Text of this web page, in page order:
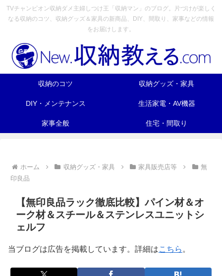
TVチャンピオン収納ダメ主婦しつけ王「収納マン」のブログ。片づけが楽しく
なる収納のコツ、収納グッズ＆家具の新商品、DIY、間取り、家事などの情報
をお届けします。
収納のコツ 収納グッズ・家具
DIY・メンテナンス 生活家電・AV機器
家事全般 住宅・間取り
ホーム 収納グッズ・家具 家具販売店等
無
印良品
【無印良品ラック徹底比較】パイン材＆オ
ーク材＆スチール＆ステンレスユニットシ
ェルフ
当ブログは広告を掲載しています。詳細はこちら 。